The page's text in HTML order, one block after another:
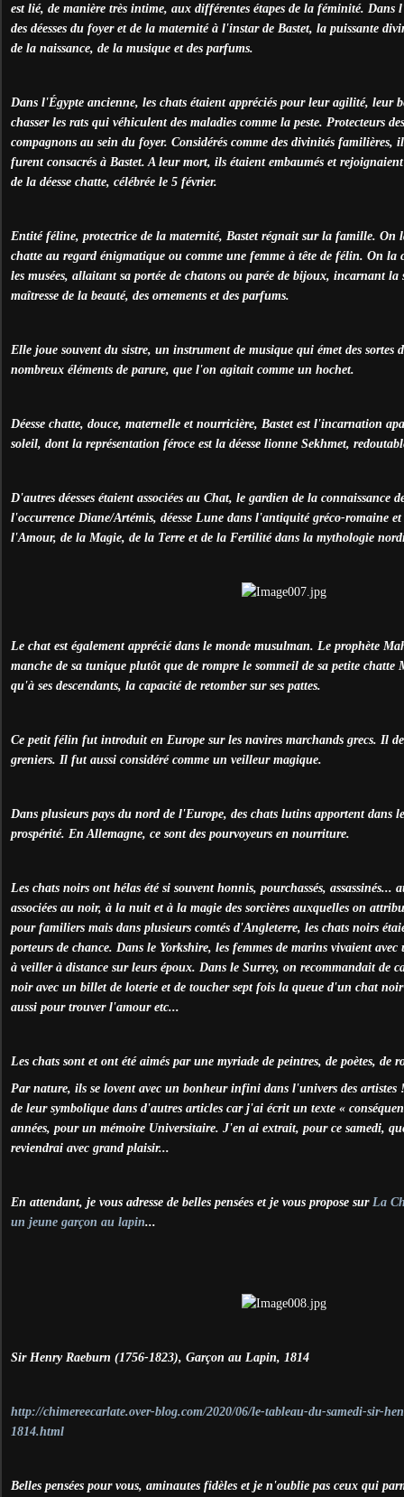
est lié, de manière très intime, aux différentes étapes de la féminité.
des déesses du foyer et de la maternité à l'instar de Bastet, la puissante
de la naissance, de la musique et des parfums.
Dans l'Égypte ancienne, les chats étaient appréciés pour leur agilité, leur
chasser les rats qui véhiculent des maladies comme la peste. Protecteurs
compagnons au sein du foyer. Considérés comme des divinités familières,
furent consacrés à Bastet. A leur mort, ils étaient embaumés et
de la déesse chatte, célébrée le 5 février.
Entité féline, protectrice de la maternité, Bastet régnait sur la famille. On
chatte au regard énigmatique ou comme une femme à tête de félin. On la
les musées, allaitant sa portée de chatons ou parée de bijoux, incarnant la
maîtresse de la beauté, des ornements et des parfums.
Elle joue souvent du sistre, un instrument de musique qui émet des sortes
nombreux éléments de parure, que l'on agitait comme un hochet.
Déesse chatte, douce, maternelle et nourricière, Bastet est l'incarnation
soleil, dont la représentation féroce est la déesse lionne Sekhmet,
D'autres déesses étaient associées au Chat, le gardien de la connaissance
l'occurrence Diane/Artémis, déesse Lune dans l'antiquité gréco-romaine et
l'Amour, de la Magie, de la Terre et de la Fertilité dans la mythologie
Le chat est également apprécié dans le monde musulman. Le prophète
manche de sa tunique plutôt que de rompre le sommeil de sa petite
qu'à ses descendants, la capacité de retomber sur ses pattes.
Ce petit félin fut introduit en Europe sur les navires marchands grecs. Il
greniers. Il fut aussi considéré comme un veilleur magique.
Dans plusieurs pays du nord de l'Europe, des chats lutins apportent dans
prospérité. En Allemagne, ce sont des pourvoyeurs en nourriture.
Les chats noirs ont hélas été si souvent honnis, pourchassés, assassinés...
associées au noir, à la nuit et à la magie des sorcières auxquelles on
pour familiers mais dans plusieurs comtés d'Angleterre, les chats noirs
porteurs de chance. Dans le Yorkshire, les femmes de marins vivaient
à veiller à distance sur leurs époux. Dans le Surrey, on recommandait de
noir avec un billet de loterie et de toucher sept fois la queue d'un chat
aussi pour trouver l'amour etc...
Les chats sont et ont été aimés par une myriade de peintres, de poètes, de
Par nature, ils se lovent avec un bonheur infini dans l'univers des artistes
de leur symbolique dans d'autres articles car j'ai écrit un texte «
années, pour un mémoire Universitaire. J'en ai extrait, pour ce samedi,
reviendrai avec grand plaisir...
En attendant, je vous adresse de belles pensées et je vous propose sur La
un jeune garçon au lapin...
Sir Henry Raeburn (1756-1823), Garçon au Lapin, 1814
http://chimereecarlate.over-blog.com/2020/06/le-tableau-du-samedi-sir-
1814.html
Belles pensées pour vous, aminautes fidèles et je n'oublie pas ceux qui